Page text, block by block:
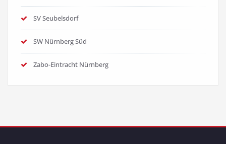
SV Seubelsdorf
SW Nürnberg Süd
Zabo-Eintracht Nürnberg